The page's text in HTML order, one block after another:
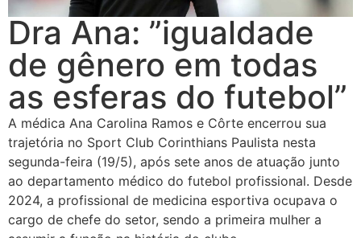
Dra Ana: ”igualdade
de gênero em todas
as esferas do futebol”
A médica Ana Carolina Ramos e Côrte encerrou sua
trajetória no Sport Club Corinthians Paulista nesta
segunda-feira (19/5), após sete anos de atuação junto
ao departamento médico do futebol profissional. Desde
2024, a profissional de medicina esportiva ocupava o
cargo de chefe do setor, sendo a primeira mulher a